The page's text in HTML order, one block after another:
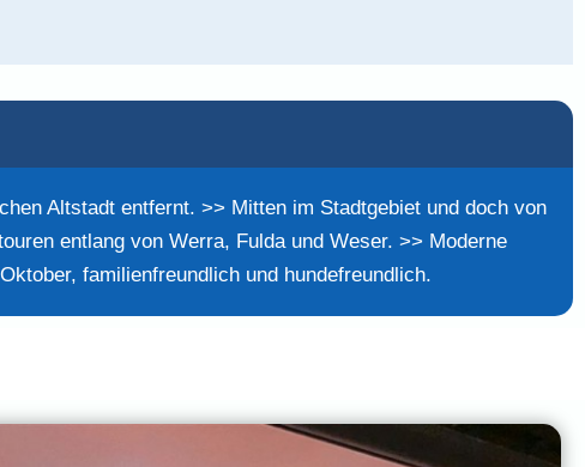
Altstadt entfernt. >> Mitten im Stadtgebiet und doch von
entlang von Werra, Fulda und Weser. >> Moderne
familienfreundlich und hundefreundlich.